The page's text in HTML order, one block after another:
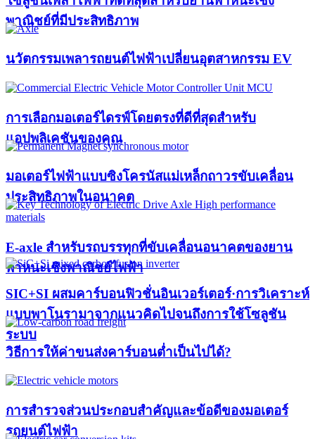
พาณิชย์ที่มีประสิทธิภาพ
นวัตกรรมเพลารถยนต์ไฟฟ้าเปลี่ยนอุตสาหกรรม EV
การเลือกมอเตอร์ไดรฟ์โดยตรงที่ดีที่สุดสำหรับ
แอปพลิเคชันของคุณ
มอเตอร์ไฟฟ้าแบบซิงโครนัสแม่เหล็กถาวรขับเคลื่อน
ประสิทธิภาพในอนาคต
E-axle สำหรับรถบรรทุกที่ขับเคลื่อนอนาคตของยาน
พาหนะเชิงพาณิชย์ไฟฟ้า
SIC+SI ผสมคาร์บอนฟิวชั่นอินเวอร์เตอร์·การวิเคราะห์
แบบพาโนรามาจากแนวคิดไปจนถึงการใช้โซลูชัน
ระบบ
วิธีการให้ค่าขนส่งคาร์บอนต่ำเป็นไปได้?
การสำรวจส่วนประกอบสำคัญและข้อดีของมอเตอร์
รถยนต์ไฟฟ้า